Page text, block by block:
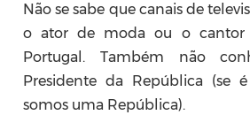
Não se sabe que canais de
o ator de moda ou o cantor
Portugal. Também não
Presidente da República (se
somos uma República).